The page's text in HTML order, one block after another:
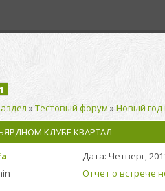
1
»Тестовый форум »Новый год
КЛУБЕ КВАРТАЛ
Дата: Четверг,
Отчет о встрече